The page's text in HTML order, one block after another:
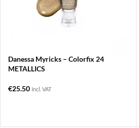
Danessa Myricks – Colorfix 24
METALLICS
€25.50 Incl. VAT